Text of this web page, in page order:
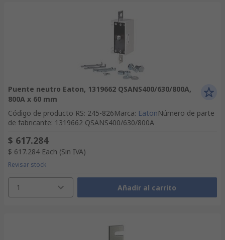
Puente neutro Eaton, 1319662 QSANS400/630/800A,
800A x 60 mm
Código de producto RS: 245-826Marca: EatonNúmero de parte
de fabricante: 1319662 QSANS400/630/800A
$ 617.284
$ 617.284 Each (Sin IVA)
Revisar stock
1 Añadir al carrito